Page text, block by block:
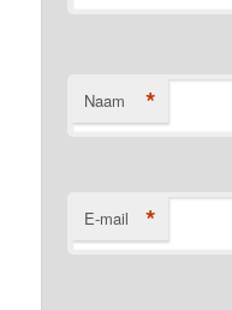
Naam *
E-mail *